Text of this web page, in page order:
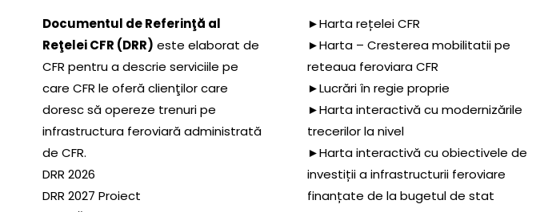
Documentul de Referinţă al
Reţelei CFR (DRR) este elaborat de
CFR pentru a descrie serviciile pe
care CFR le oferă clienţilor care
doresc să opereze trenuri pe
infrastructura feroviară administrată
de CFR.
DRR 2026
DRR 2027 Proiect
►Harta rețelei CFR
►Harta – Cresterea mobilitatii pe
reteaua feroviara CFR
►Lucrări în regie proprie
►Harta interactivă cu modernizările
trecerilor la nivel
►Harta interactivă cu obiectivele de
investiții a infrastructurii feroviare
finanțate de la bugetul de stat